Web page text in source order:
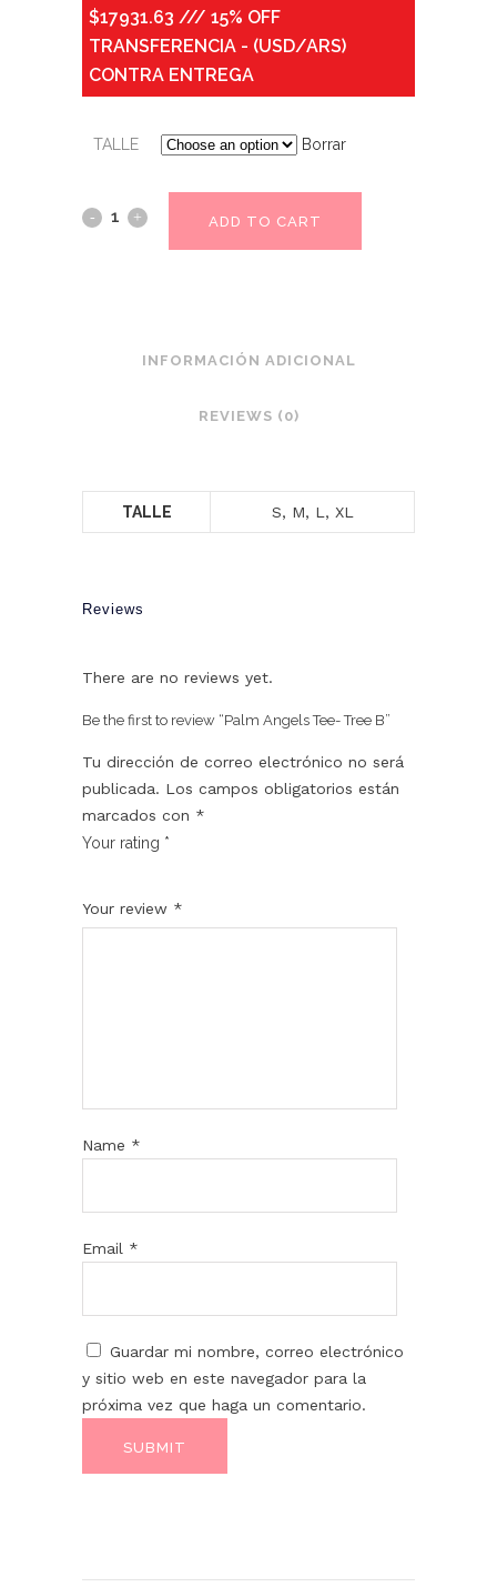
$17931.63 /// 15% OFF
TRANSFERENCIA - (USD/ARS)
CONTRA ENTREGA
TALLE Borrar
ADD TO CART
INFORMACIÓN ADICIONAL
REVIEWS (0)
TALLE S, M, L, XL
Reviews
There are no reviews yet.
Be the first to review “Palm Angels Tee- Tree B”
Tu dirección de correo electrónico no será
publicada. Los campos obligatorios están
marcados con *
Your rating *
Your review *
Name *
Email *
Guardar mi nombre, correo electrónico
y sitio web en este navegador para la
próxima vez que haga un comentario.